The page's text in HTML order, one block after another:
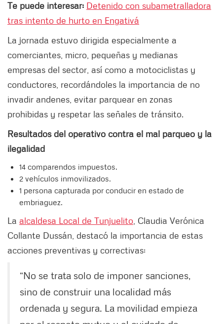
Te puede interesar: Detenido con subametralladora
tras intento de hurto en Engativá
La jornada estuvo dirigida especialmente a
comerciantes, micro, pequeñas y medianas
empresas del sector, así como a motociclistas y
conductores, recordándoles la importancia de no
invadir andenes, evitar parquear en zonas
prohibidas y respetar las señales de tránsito.
Resultados del operativo contra el mal parqueo y la
ilegalidad
14 comparendos impuestos.
2 vehículos inmovilizados.
1 persona capturada por conducir en estado de
embriaguez.
La alcaldesa Local de Tunjuelito , Claudia Verónica
Collante Dussán, destacó la importancia de estas
acciones preventivas y correctivas:
“No se trata solo de imponer sanciones,
sino de construir una localidad más
ordenada y segura. La movilidad empieza